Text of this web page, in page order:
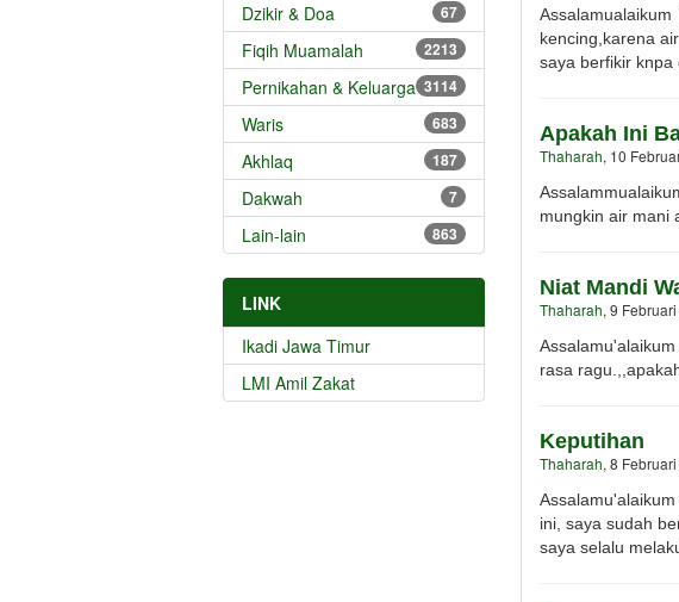
Dzikir & Doa 67
Fiqih Muamalah 2213
Pernikahan & Keluarga 3114
Waris 683
Akhlaq 187
Dakwah 7
Lain-lain 863
LINK
Ikadi Jawa Timur
LMI Amil Zakat
kencing,karena
saya berfikir knpa
Apakah Ini
Thaharah, 10
mungkin air mani
Niat Mandi
Thaharah, 9
rasa
Keputihan
Thaharah, 8
ini, saya sudah
saya selalu